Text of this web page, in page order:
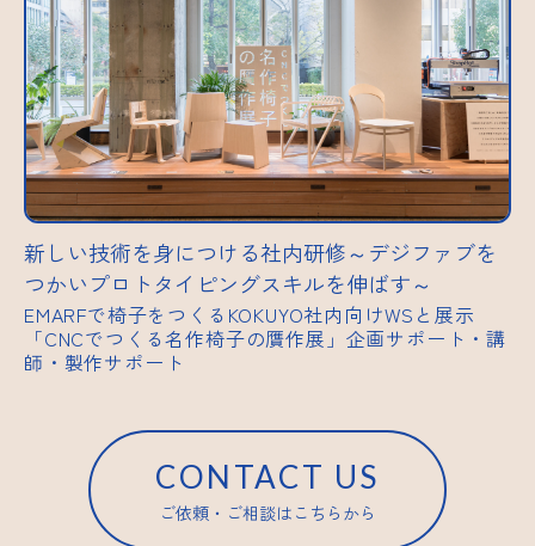
新しい技術を身につける社内研修～デジファブを
つかいプロトタイピングスキルを伸ばす～
EMARFで椅子をつくるKOKUYO社内向けWSと展示
「CNCでつくる名作椅子の贋作展」企画サポート・講
師・製作サポート
CONTACT US
ご依頼・ご相談はこちらから